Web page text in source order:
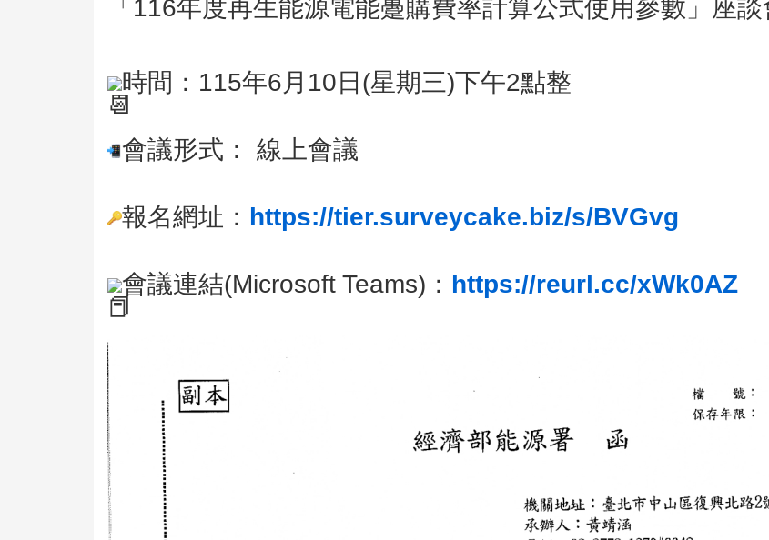
「116年度再生能源電能躉購費率計算公式使用參數」座談
時間：115年6月10日(星期三)下午2點整
會議形式： 線上會議
報名網址： https://tier.surveycake.biz/s/BVGvg
會議連結(Microsoft Teams)： https://reurl.cc/xWk0AZ